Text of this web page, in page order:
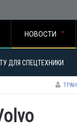
НОВОСТИ
ДЛЯ СПЕЦТЕХНИКИ